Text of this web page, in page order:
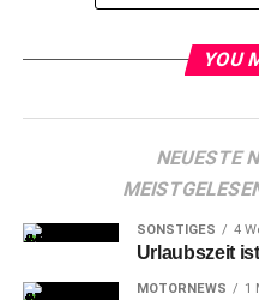
YOU
NEUESTE
SONSTIGES 4
Urlaubszeit
MOTORNEWS 1